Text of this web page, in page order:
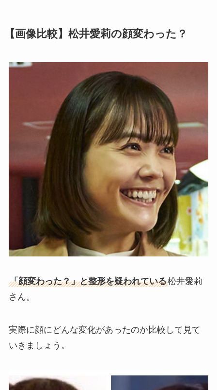
【画像比較】松井愛莉の顔変わった？
「顔変わった？」と整形を疑われている松井愛莉
さん。
実際に顔にどんな変化があったのか比較して見て
いきましょう。